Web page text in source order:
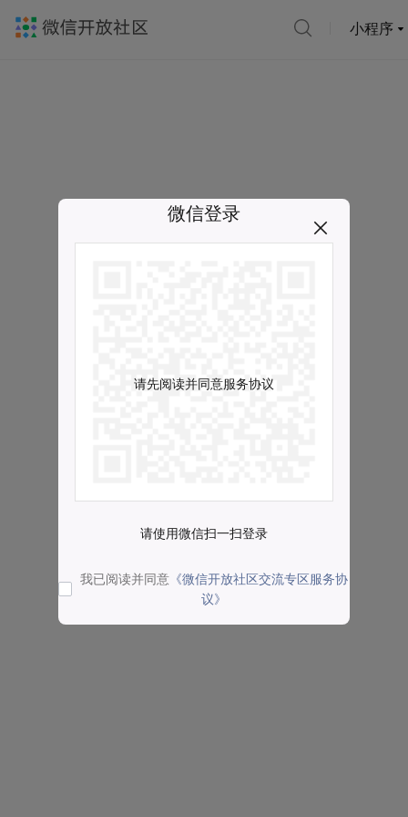
小程序
微信登录
请先阅读并同意服务协议
请使用微信扫一扫登录
我已阅读并同意 《微信开放社区交流专区服务协
议》